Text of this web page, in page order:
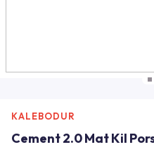
KALEBODUR
Cement 2.0 Mat Kil